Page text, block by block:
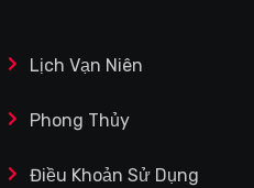
Lịch Vạn Niên
Phong Thủy
Điều Khoản Sử Dụng